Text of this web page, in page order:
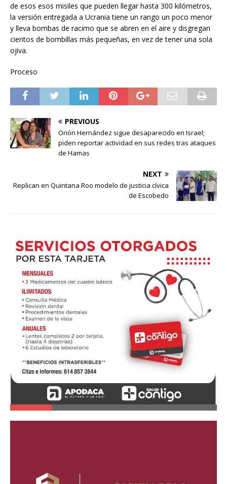
de esos esos misiles que pueden llegar hasta 300 kilómetros,
la versión entregada a Ucrania tiene un rango un poco menor
y lleva bombas de racimo que se abren en el aire y disgregan
cientos de bombillas más pequeñas, en vez de tener una sola
ojiva.
Proceso
PREVIOUS
Orión Hernández sigue desaparecido en Israel;
piden reportar actividad en sus redes tras ataques
de Hamas
NEXT
Replican en Quintana Roo modelo de justicia cívica
de Escobedo